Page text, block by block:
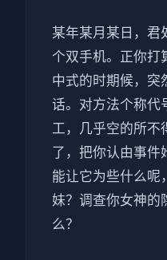
某年某月某日，君
个双手机。正你打
中式的时期候，突
话。对方法个称代
工，几乎空的所不
了，把你认由事件
能让它为些什么呢
妹？调查你女神的
么？